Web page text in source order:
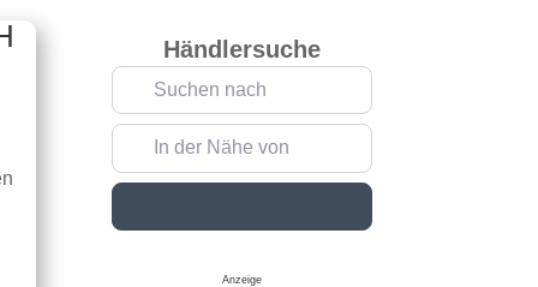
Händlersuche
Suchen nach
In der Nähe von
Anzeige